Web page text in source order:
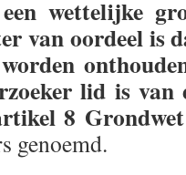
wettelijke
van oordeel is
lid is
8 Grondwet
genoemd.